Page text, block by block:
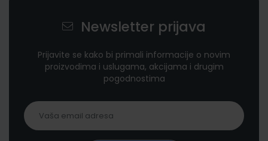
Newsletter prijava
Prijavite se kako bi primali informacije o novim
proizvodima i uslugama, akcijama i drugim
pogodnostima